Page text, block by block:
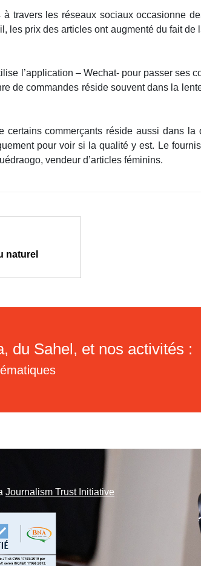
travers les réseaux sociaux occasionne
les prix des articles ont augmenté du fait
l’application – Wechat- pour passer ses
de commandes réside souvent dans la
certains commerçants réside aussi dans
pour voir si la qualité y est. Le
vendeur d’articles féminins.
naturel
du Sahel, et nos activités :
Journalism Trust Initiative